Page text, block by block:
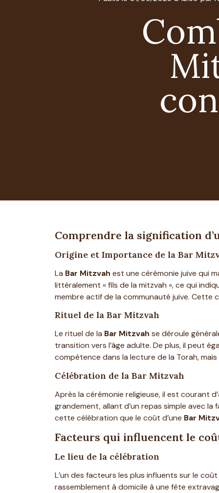
Comprendre la signification
Origine et Importance de la Bar
La Bar Mitzvah est une cérémonie juive qui
littéralement « fils de la mitzvah », ce qui
membre actif de la communauté juive. Cette
Rituel de la Bar Mitzvah
Le rituel de la Bar Mitzvah se déroule
transition vers l’âge adulte. De plus, il peut
compétence dans la lecture de la Torah,
Célébration de la Bar Mitzvah
Après la cérémonie religieuse, il est courant
grandement, allant d’un repas simple avec
cette célébration que le coût d’une Bar
Facteurs qui influencent le
Le lieu de la célébration
L’un des facteurs les plus influents sur le
rassemblement à domicile à une fête